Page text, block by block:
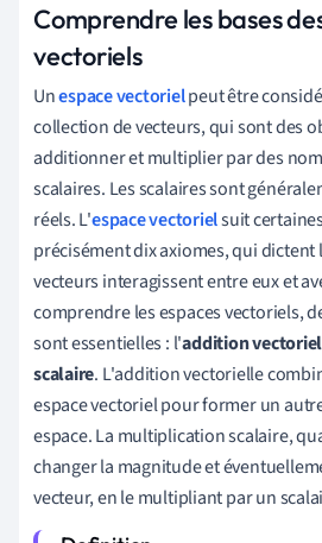
Comprendre les bases
vectoriels
Unespace vectorielpeut être
collection de vecteurs, qui sont des
additionner et multiplier par des
scalaires. Les scalaires sont
réels. L'espace vectorielsuit
précisément dix axiomes, qui dictent
vecteurs interagissent entre eux et
comprendre les espaces vectoriels,
sont essentielles : l'addition
scalaire. L'addition vectorielle
espace vectoriel pour former un
espace. La multiplication scalaire,
changer la magnitude et
vecteur, en le multipliant par un